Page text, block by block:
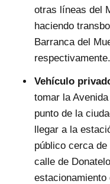
otras líneas del
haciendo
Barranca del
respectivamente.
Vehículo
tomar la
punto de la
llegar a la
público cerca
calle de
estacionamiento